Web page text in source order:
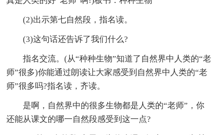
(2)出示第七自然段，指名读。
(3)这句话还告诉了我们什么?
指名交流。(从“种种生物”知道了自然界中人类的“老
师”很多)你能通过朗读让大家感受到自然界中人类的“老
师”很多吗?指名读，齐读。
是啊，自然界中的很多生物都是人类的“老师”，你
还能从课文的哪一自然段感受到这一点?